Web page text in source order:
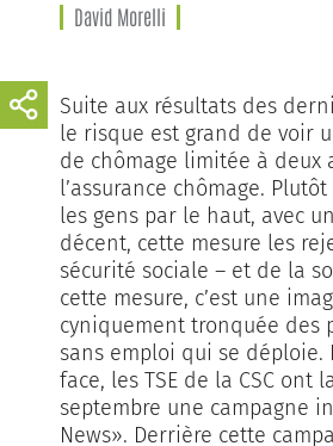
David Morelli
Suite aux résultats des
le risque est grand de voir
de chômage limitée à deux
l’assurance chômage.
les gens par le haut, avec
décent, cette mesure les
sécurité sociale – et de la
cette mesure, c’est une
cyniquement tronquée des
sans emploi qui se déploie.
face, les TSE de la CSC ont
septembre une campagne
News». Derrière cette